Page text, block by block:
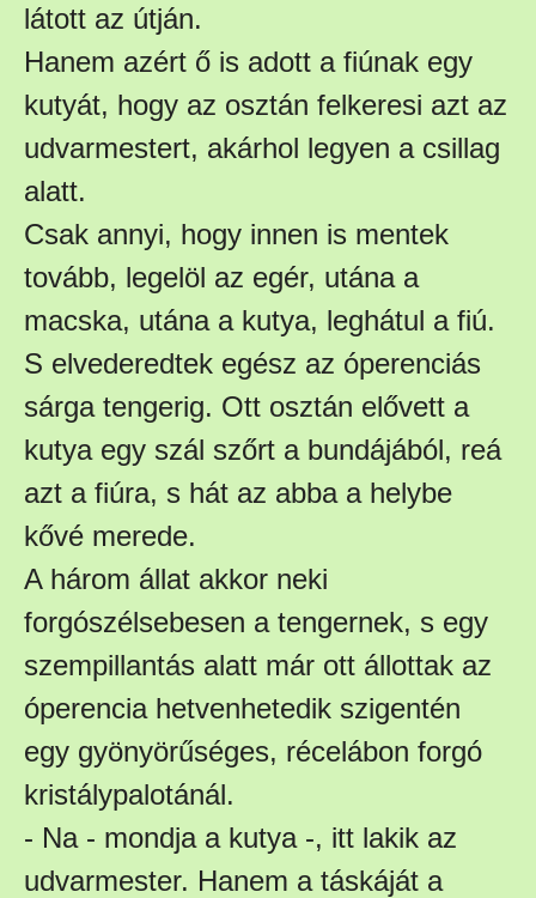
látott az útján.
Hanem azért ő is adott a fiúnak egy
kutyát, hogy az osztán felkeresi azt az
udvarmestert, akárhol legyen a csillag
alatt.
Csak annyi, hogy innen is mentek
tovább, legelöl az egér, utána a
macska, utána a kutya, leghátul a fiú.
S elvederedtek egész az óperenciás
sárga tengerig. Ott osztán elővett a
kutya egy szál szőrt a bundájából, reá
azt a fiúra, s hát az abba a helybe
kővé merede.
A három állat akkor neki
forgószélsebesen a tengernek, s egy
szempillantás alatt már ott állottak az
óperencia hetvenhetedik szigentén
egy gyönyörűséges, récelábon forgó
kristálypalotánál.
- Na - mondja a kutya -, itt lakik az
udvarmester. Hanem a táskáját a